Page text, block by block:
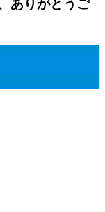
ありがとうご